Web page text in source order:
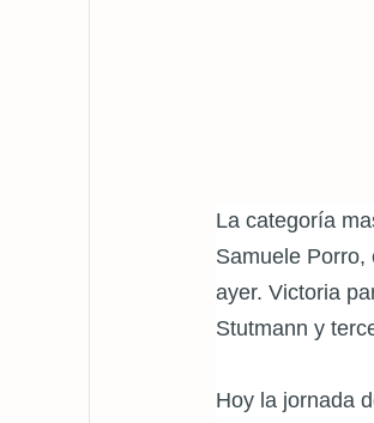
La categoría
Samuele Porro,
ayer. Victoria
Stutmann y
Hoy la jornada